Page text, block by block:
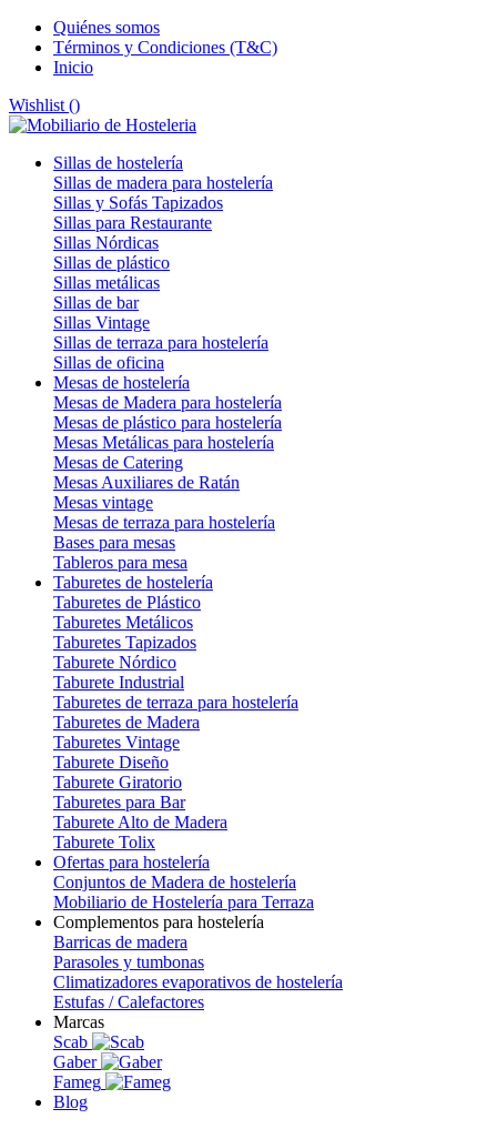
Quiénes somos
Términos y Condiciones (T&C)
Inicio
Wishlist ()
Sillas de hostelería
Sillas de madera para hostelería
Sillas y Sofás Tapizados
Sillas para Restaurante
Sillas Nórdicas
Sillas de plástico
Sillas metálicas
Sillas de bar
Sillas Vintage
Sillas de terraza para hostelería
Sillas de oficina
Mesas de hostelería
Mesas de Madera para hostelería
Mesas de plástico para hostelería
Mesas Metálicas para hostelería
Mesas de Catering
Mesas Auxiliares de Ratán
Mesas vintage
Mesas de terraza para hostelería
Bases para mesas
Tableros para mesa
Taburetes de hostelería
Taburetes de Plástico
Taburetes Metálicos
Taburetes Tapizados
Taburete Nórdico
Taburete Industrial
Taburetes de terraza para hostelería
Taburetes de Madera
Taburetes Vintage
Taburete Diseño
Taburete Giratorio
Taburetes para Bar
Taburete Alto de Madera
Taburete Tolix
Ofertas para hostelería
Conjuntos de Madera de hostelería
Mobiliario de Hostelería para Terraza
Complementos para hostelería
Barricas de madera
Parasoles y tumbonas
Climatizadores evaporativos de hostelería
Estufas / Calefactores
Marcas
Scab
Gaber
Fameg
Blog